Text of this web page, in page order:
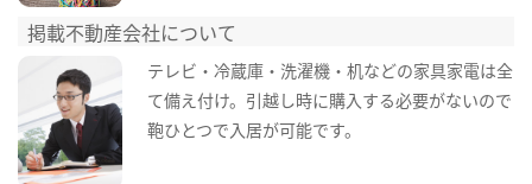
掲載不動産会社について
テレビ・冷蔵庫・洗濯機・机などの家具家電は全
て備え付け。引越し時に購入する必要がないので
鞄ひとつで入居が可能です。